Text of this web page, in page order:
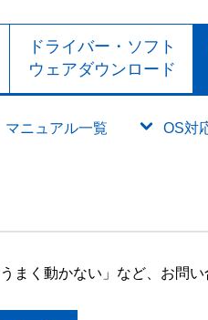
ドライバー・ソフト
ウェアダウンロード
マニュアル一覧 OS対
まく動かない」など、お問